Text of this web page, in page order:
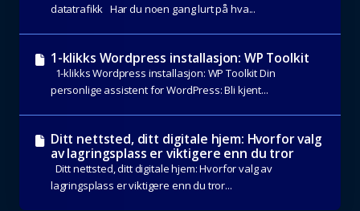
datatrafikk Har du noen gang lurt på hva...
1-klikks Wordpress installasjon: WP Toolkit
1-klikks Wordpress installasjon: WP Toolkit Din
personlige assistent for WordPress: Bli kjent...
Ditt nettsted, ditt digitale hjem: Hvorfor valg
av lagringsplass er viktigere enn du tror
Ditt nettsted, ditt digitale hjem: Hvorfor valg av
lagringsplass er viktigere enn du tror...